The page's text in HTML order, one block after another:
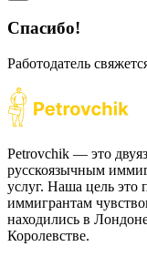
Спасибо!
Работодатель
Petrovchik — это
русскоязычным
услуг. Наша цель это
иммигрантам
находились в
Королевстве.